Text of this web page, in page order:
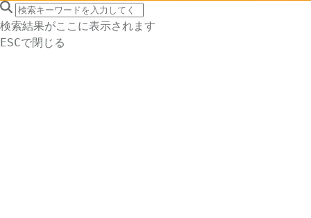
search icon
サイト内検索
検索結果がここに表示されます
ESCで閉じる